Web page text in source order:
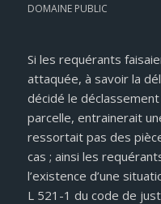
DOMAINE PUBLIC
Si les requérants
attaquée, à savoir la
décidé le déclassement
parcelle, entrainerait
ressortait pas des
cas ; ainsi les
l’existence d’une
L 521-1 du code de